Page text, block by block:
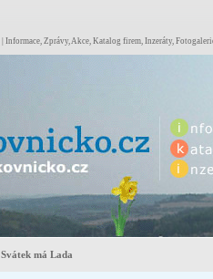
Zprávy, Akce, Katalog firem, Inzeráty,
Svátek má Lada